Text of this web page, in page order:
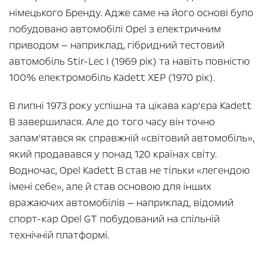
німецького Бренду. Адже саме на його основі було
побудовано автомобілі Opel з електричним
приводом — наприклад, гібридний тестовий
автомобіль Stir-Lec I (1969 рік) та навіть повністю
100% електромобіль Kadett XEP (1970 рік).
В липні 1973 року успішна та цікава кар’єра Kadett
B завершилася. Але до того часу він точно
запам’ятався як справжній «світовий автомобіль»,
який продавався у понад 120 країнах світу.
Водночас, Opel Kadett B став не тільки «легендою
імені себе», але й став основою для інших
вражаючих автомобілів — наприклад, відомий
спорт-кар Opel GT побудований на спільній
технічній платформі.